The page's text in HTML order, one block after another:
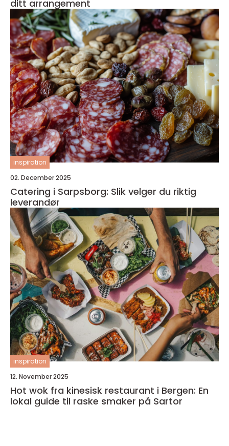
ditt arrangement
inspiration
02. December 2025
Catering i Sarpsborg: Slik velger du riktig
leverandør
inspiration
12. November 2025
Hot wok fra kinesisk restaurant i Bergen: En
lokal guide til raske smaker på Sartor